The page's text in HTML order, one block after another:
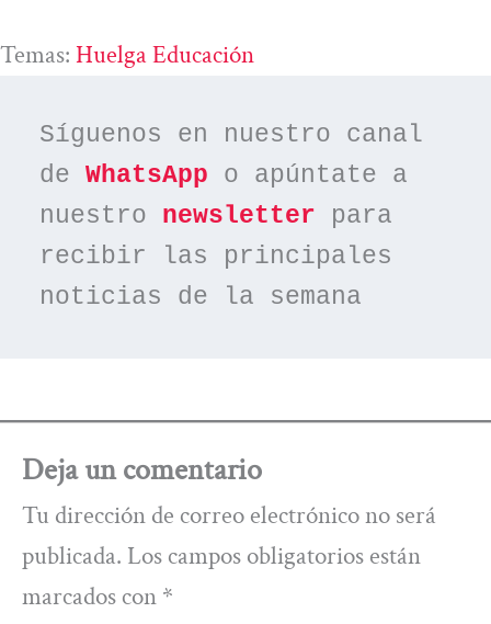
Temas: Huelga Educación
Síguenos en nuestro canal
de WhatsApp o apúntate a
nuestro newsletter para
recibir las principales
noticias de la semana
Deja un comentario
Tu dirección de correo electrónico no será
publicada. Los campos obligatorios están
marcados con *